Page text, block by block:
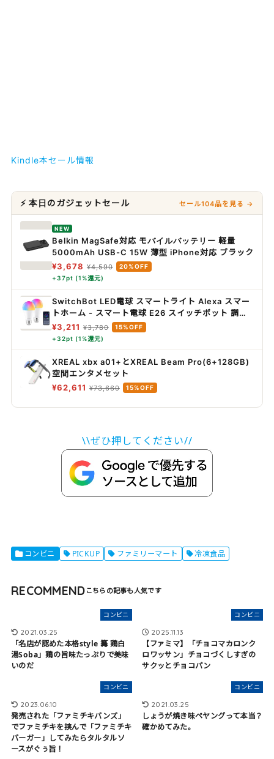
Kindle本セール情報
⚡ 本日のガジェットセール セール104品を見る →
NEW
Belkin MagSafe対応 モバイルバッテリー 軽量
5000mAh USB-C 15W 薄型 iPhone対応 ブラック
¥3,678 ¥4,590
20%OFF
+37pt (1%還元)
SwitchBot LED電球 スマートライト Alexa スマー
トホーム - スマート電球 E26 スイッチボット 調光
調色 広配光 800lm 60W形相当 電球色・昼白色対
応 RGBCWマルチカラー 1600万色 間接照明
Google Home IFTTT イフト Siri SmartThings
に対応(2個パック)
¥3,211 ¥3,780
15%OFF
+32pt (1%還元)
XREAL xbx a01+とXREAL Beam Pro(6+128GB)
空間エンタメセット
¥62,611 ¥73,660 15%OFF
\\ぜひ押してください//
コンビニ PICKUP ファミリーマート 冷凍食品
RECOMMEND
コンビニ
2021.03.25
「名店が認めた本格style 篝 鶏白
湯Soba」鶏の旨味たっぷりで美味
いのだ
コンビニ
2025.11.13
【ファミマ】「チョコマカロンク
ロワッサン」チョコづくしすぎの
サクッとチョコパン
コンビニ
2023.06.10
発売された「ファミチキバンズ」
でファミチキを挟んで「ファミチキ
バーガー」してみたらタルタルソ
ースがぐぅ旨！
コンビニ
2021.03.25
しょうが焼き味ペヤングって本当？
確かめてみた。